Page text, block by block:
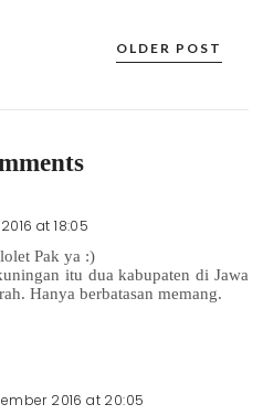
OLDER POST
at 18:05
Pak ya :)
itu dua kabupaten di Jawa
Hanya berbatasan memang.
2016 at 20:05